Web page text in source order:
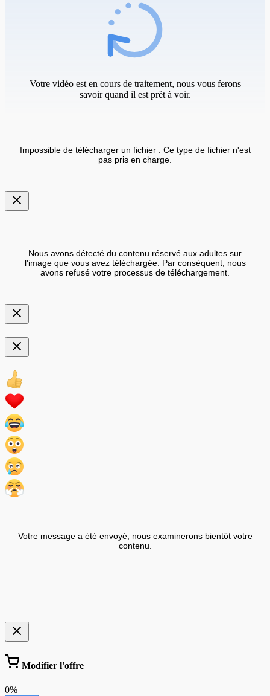
Votre vidéo est en cours de traitement, nous vous ferons
savoir quand il est prêt à voir.
Impossible de télécharger un fichier : Ce type de fichier n'est
pas pris en charge.
Nous avons détecté du contenu réservé aux adultes sur
l'image que vous avez téléchargée. Par conséquent, nous
avons refusé votre processus de téléchargement.
Votre message a été envoyé, nous examinerons bientôt votre
contenu.
Modifier l'offre
0%